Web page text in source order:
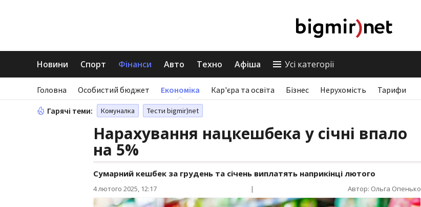
Новини Спорт Фінанси Авто Техно Афіша Усі категорії
Головна Особистий бюджет Економіка Кар'єра та освіта Бізнес Нерухомість Тарифи
Гарячі теми: Комуналка Тести bigmir)net
Нарахування нацкешбека у січні впало
на 5%
Сумарний кешбек за грудень та січень виплатять наприкінці лютого
4 лютого 2025, 12:17 | Автор: Ольга Опенько